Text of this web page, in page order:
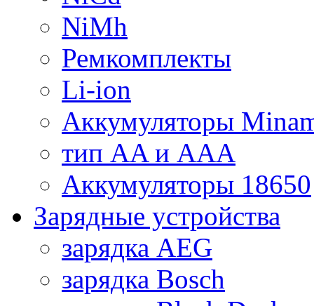
NiMh
Ремкомплекты
Li-ion
Аккумуляторы
тип AA и AAA
Аккумуляторы 18650
Зарядные устройства
зарядка AEG
зарядка Bosch